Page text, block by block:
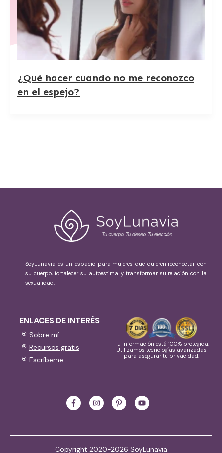
¿Qué hacer cuando no me reconozco
en el espejo?
SoyLunavia es un espacio para mujeres que quieren reconectar con
su cuerpo, fortalecer su autoestima y transformar su relación con la
sexualidad.
ENLACES DE INTERÉS
Sobre mí
Recursos gratis
Escríbeme
Tu información está 100% protegida.
Utilizamos tecnologías avanzadas
para asegurar tu privacidad.
Copyright 2020-2026 SoyLunavia